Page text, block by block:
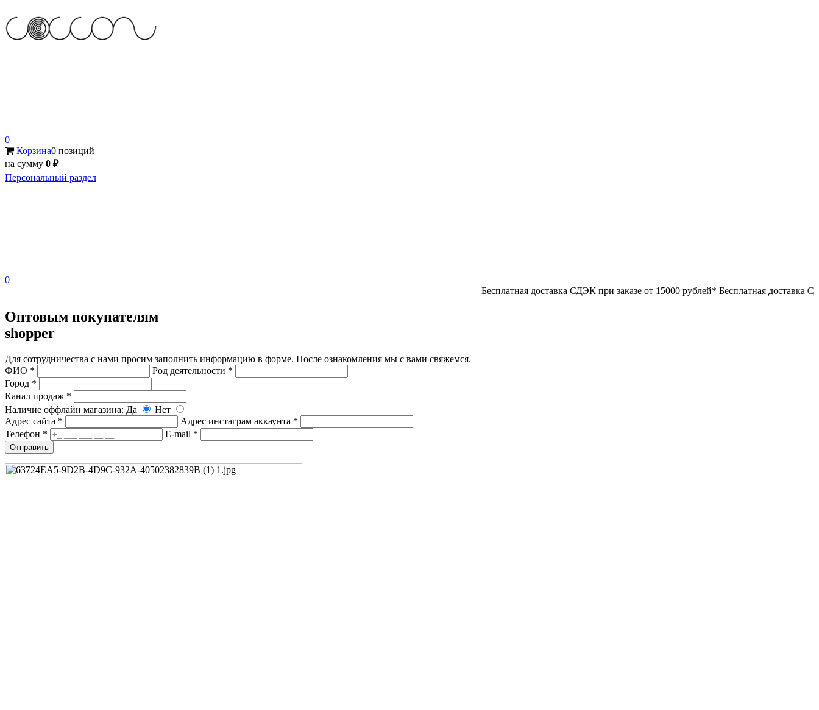
0
Корзина0 позиций
на сумму 0 ₽
Персональный раздел
0
Бесплатная доставка СДЭК при заказе от 15000 рублей* Бесплатная доставка СДЭК при
Оптовым покупателям
shopper
Для сотрудничества с нами просим заполнить информацию в форме. После ознакомления мы с вами свяжемся.
ФИО *
Род деятельности *
Город *
Канал продаж *
Наличие оффлайн магазина: Да
Нет
Адрес сайта *
Адрес инстаграм аккаунта *
Телефон *
E-mail *